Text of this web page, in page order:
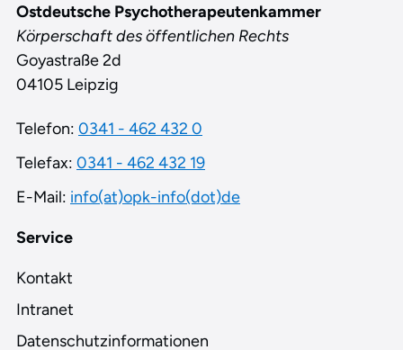
Service
Kontakt
Intranet
Datenschutzinformationen
Ostdeutsche Psychotherapeutenkammer
Körperschaft des öffentlichen Rechts
Goyastraße 2d
04105 Leipzig
Telefon: 0341 - 462 432 0
Telefax: 0341 - 462 432 19
E-Mail: info(at)opk-info(dot)de